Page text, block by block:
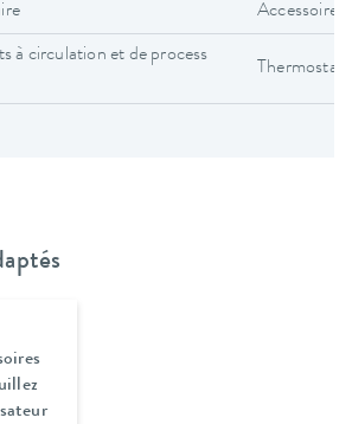
Accessoires
à circulation et de process